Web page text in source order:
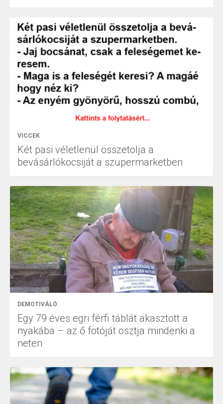
VICCEK
Két pasi véletlenül összetolja a
bevásárlókocsiját a szupermarketben
DEMOTIVÁLÓ
Egy 79 éves egri férfi táblát akasztott a
nyakába – az ő fotóját osztja mindenki a
neten